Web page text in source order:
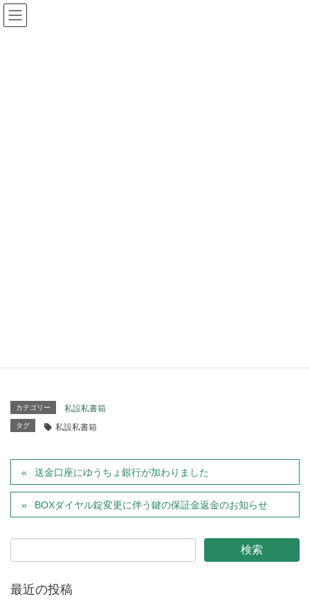
Warning
カテゴリー 私設私書箱
タグ 私設私書箱
送金口座にゆうちょ銀行が加わりました
BOXダイヤル錠変更に伴う鍵の保証金返金のお知らせ
最近の投稿